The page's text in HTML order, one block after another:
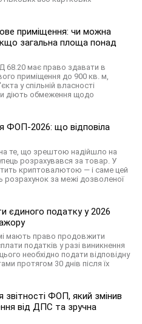
приміщення: чи можна
загальна площа понад
68.20 має право здавати в
приміщення до 900 кв. м,
у спільній власності
діють обмеження щодо
ФОП-2026: що відповіла
те, що зрештою надійшло на
розрахувався за товар. У
криптовалютою — і саме цей
за межі дозволеної
єдиного податку у 2026
мають право продовжити
податків у разі виникнення
необхідно подати відповідну
протягом 30 днів після їх
ФОП, який змінив
від ДПС та зручна